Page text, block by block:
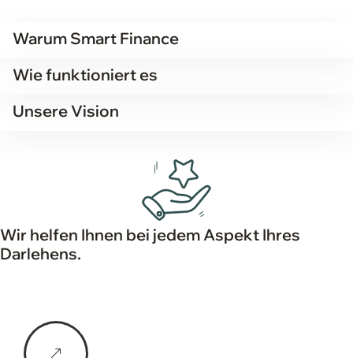
Warum Smart Finance
Wie funktioniert es
Unsere Vision
Wir helfen Ihnen bei jedem Aspekt Ihres
Darlehens.